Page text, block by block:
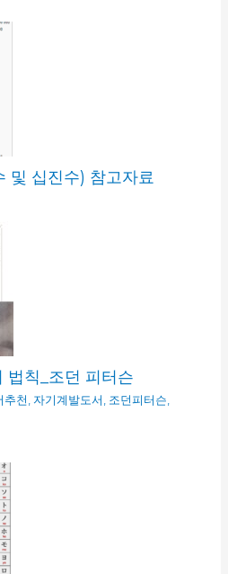
및 십진수) 참고자료
법칙_조던 피터슨
추천 자기계발도서 조던피터슨